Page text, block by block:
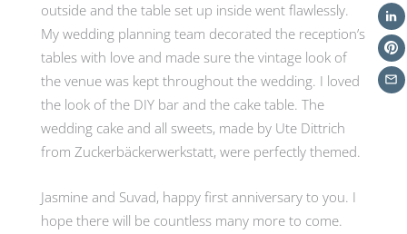
outside and the table set up inside went flawlessly.
My wedding planning team decorated the reception’s
tables with love and made sure the vintage look of
the venue was kept throughout the wedding. I loved
the look of the DIY bar and the cake table. The
wedding cake and all sweets, made by Ute Dittrich
from Zuckerbäckerwerkstatt, were perfectly themed.
Jasmine and Suvad, happy first anniversary to you. I
hope there will be countless many more to come.